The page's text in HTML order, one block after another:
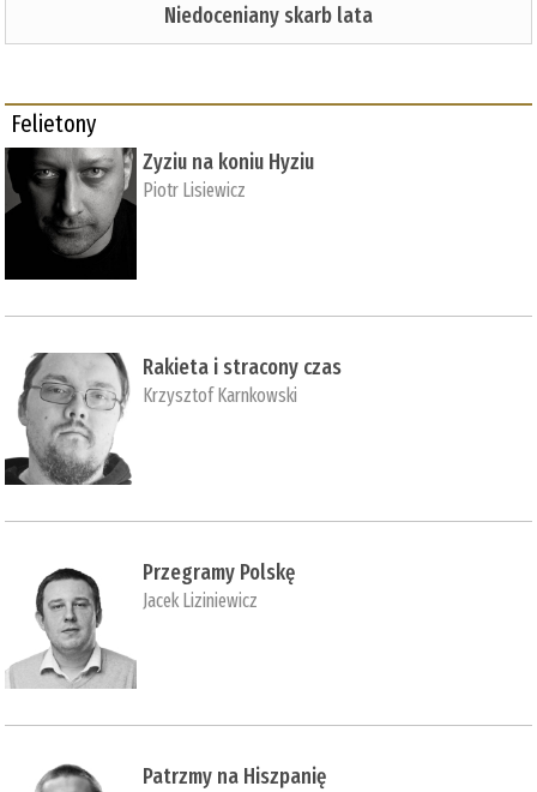
Niedoceniany skarb lata
Felietony
Zyziu na koniu Hyziu
Piotr Lisiewicz
Rakieta i stracony czas
Krzysztof Karnkowski
Przegramy Polskę
Jacek Liziniewicz
Patrzmy na Hiszpanię